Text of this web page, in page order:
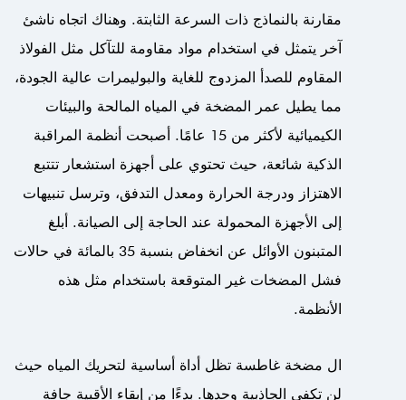
مقارنة بالنماذج ذات السرعة الثابتة. وهناك اتجاه ناشئ
آخر يتمثل في استخدام مواد مقاومة للتآكل مثل الفولاذ
المقاوم للصدأ المزدوج للغاية والبوليمرات عالية الجودة،
مما يطيل عمر المضخة في المياه المالحة والبيئات
الكيميائية لأكثر من 15 عامًا. أصبحت أنظمة المراقبة
الذكية شائعة، حيث تحتوي على أجهزة استشعار تتتبع
الاهتزاز ودرجة الحرارة ومعدل التدفق، وترسل تنبيهات
إلى الأجهزة المحمولة عند الحاجة إلى الصيانة. أبلغ
المتبنون الأوائل عن انخفاض بنسبة 35 بالمائة في حالات
فشل المضخات غير المتوقعة باستخدام مثل هذه
الأنظمة.
ال مضخة غاطسةتظل أداة أساسية لتحريك المياه حيث
لن تكفي الجاذبية وحدها. بدءًا من إبقاء الأقبية جافة